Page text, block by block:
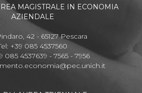
MAGISTRALE IN ECONOMIA
AZIENDALE
42 - 65127 Pescara
+39 085 4537560
085 4537639 - 7565 - 7956